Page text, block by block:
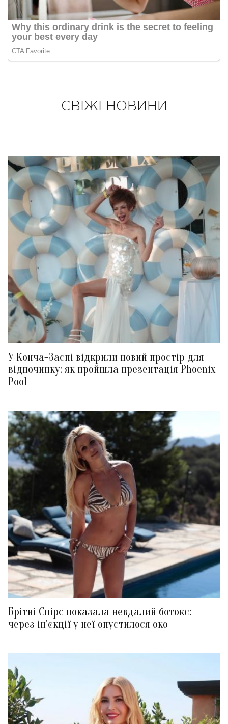
СВІЖІ НОВИНИ
У Конча-Заспі відкрили новий простір для
відпочинку: як пройшла презентація Phoenix
Pool
Брітні Спірс показала невдалий ботокс:
через ін'єкції у неї опустилося око